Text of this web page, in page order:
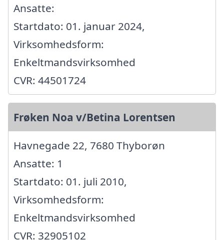
Ansatte:
Startdato: 01. januar 2024,
Virksomhedsform:
Enkeltmandsvirksomhed
CVR: 44501724
Frøken Noa v/Betina Lorentsen
Havnegade 22, 7680 Thyborøn
Ansatte: 1
Startdato: 01. juli 2010,
Virksomhedsform:
Enkeltmandsvirksomhed
CVR: 32905102